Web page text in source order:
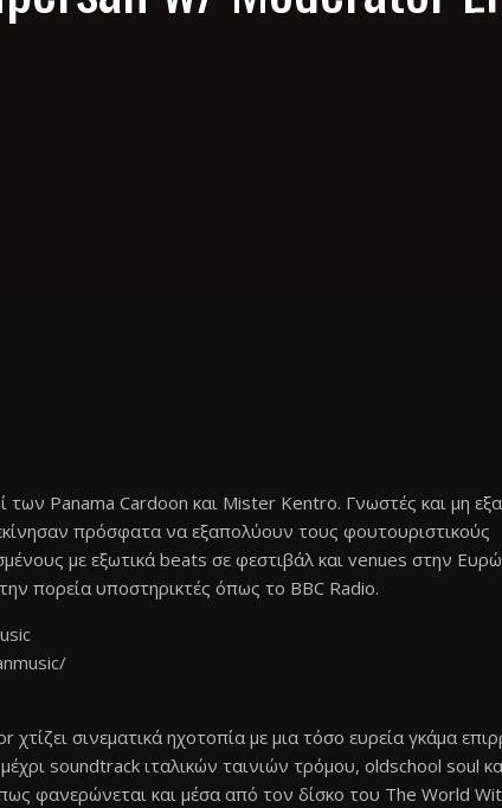
των Panama Cardoon και Mister Kentro. Γνωστές και μη
πρόσφατα να εξαπολύουν τους φουτουριστικούς
με εξωτικά beats σε φεστιβάλ και venues στην
πορεία υποστηρικτές όπως το BBC Radio.
σινεματικά ηχοτοπία με μια τόσο ευρεία γκάμα
soundtrack ιταλικών ταινιών τρόμου, oldschool soul
φανερώνεται και μέσα από τον δίσκο του The World